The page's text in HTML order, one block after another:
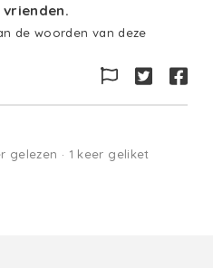
de woorden van deze
gelezen · 1 keer geliket